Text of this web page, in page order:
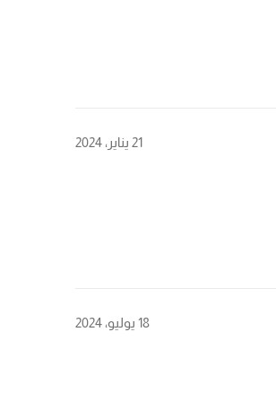
21 يناير، 2024
18 يوليو، 2024